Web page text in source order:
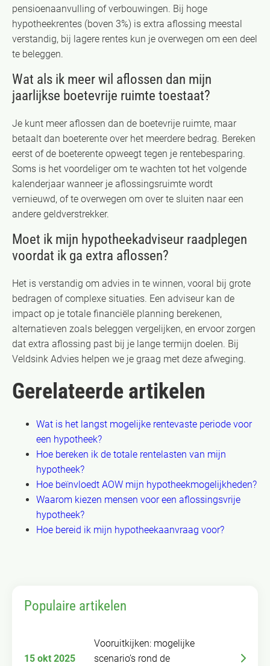
pensioenaanvulling of verbouwingen. Bij hoge
hypotheekrentes (boven 3%) is extra aflossing meestal
verstandig, bij lagere rentes kun je overwegen om een deel
te beleggen.
Wat als ik meer wil aflossen dan mijn
jaarlijkse boetevrije ruimte toestaat?
Je kunt meer aflossen dan de boetevrije ruimte, maar
betaalt dan boeterente over het meerdere bedrag. Bereken
eerst of de boeterente opweegt tegen je rentebesparing.
Soms is het voordeliger om te wachten tot het volgende
kalenderjaar wanneer je aflossingsruimte wordt
vernieuwd, of te overwegen om over te sluiten naar een
andere geldverstrekker.
Moet ik mijn hypotheekadviseur raadplegen
voordat ik ga extra aflossen?
Het is verstandig om advies in te winnen, vooral bij grote
bedragen of complexe situaties. Een adviseur kan de
impact op je totale financiële planning berekenen,
alternatieven zoals beleggen vergelijken, en ervoor zorgen
dat extra aflossing past bij je lange termijn doelen. Bij
Veldsink Advies helpen we je graag met deze afweging.
Gerelateerde artikelen
Wat is het langst mogelijke rentevaste periode voor
een hypotheek?
Hoe bereken ik de totale rentelasten van mijn
hypotheek?
Hoe beïnvloedt AOW mijn hypotheekmogelijkheden?
Waarom kiezen mensen voor een aflossingsvrije
hypotheek?
Hoe bereid ik mijn hypotheekaanvraag voor?
Populaire artikelen
15 okt 2025
Vooruitkijken: mogelijke
scenario’s rond de